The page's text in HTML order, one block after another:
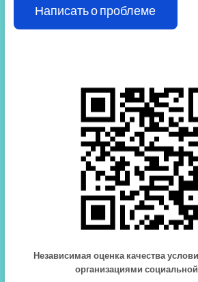
Написать о проблеме
Независимая оценка качества
организациями